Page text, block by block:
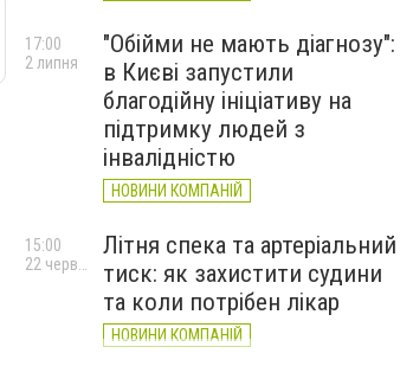
"Обійми не мають діагнозу":
в Києві запустили
благодійну ініціативу на
підтримку людей з
інвалідністю
НОВИНИ КОМПАНІЙ
17:00
2 липня
Літня спека та артеріальний
тиск: як захистити судини
та коли потрібен лікар
НОВИНИ КОМПАНІЙ
15:00